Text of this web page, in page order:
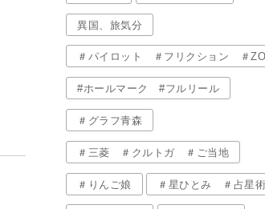
異国、旅気分
＃パイロット ＃フリクション ＃
#ホールマーク #フルリール
＃グラフ青森
＃三菱 ＃クルトガ ＃ご当地
＃りんご娘 ＃星ひとみ ＃占星術